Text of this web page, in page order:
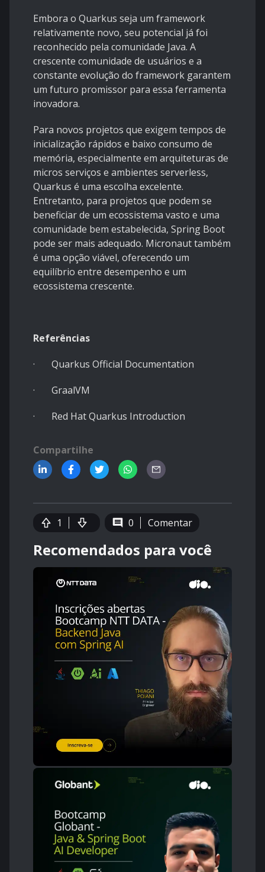
Embora o Quarkus seja um framework
relativamente novo, seu potencial já foi
reconhecido pela comunidade Java. A
crescente comunidade de usuários e a
constante evolução do framework garantem
um futuro promissor para essa ferramenta
inovadora.
Para novos projetos que exigem tempos de
inicialização rápidos e baixo consumo de
memória, especialmente em arquiteturas de
micros serviços e ambientes serverless,
Quarkus é uma escolha excelente.
Entretanto, para projetos que podem se
beneficiar de um ecossistema vasto e uma
comunidade bem estabelecida, Spring Boot
pode ser mais adequado. Micronaut também
é uma opção viável, oferecendo um
equilíbrio entre desempenho e um
ecossistema crescente.
Referências
· Quarkus Official Documentation
· GraalVM
· Red Hat Quarkus Introduction
Compartilhe
1 0 Comentar
Recomendados para você